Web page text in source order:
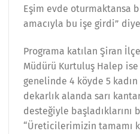
Eşim evde oturmaktansa
amacıyla bu işe girdi”
Programa katılan Şiran
Müdürü Kurtuluş Halep
genelinde 4 köyde 5
dekarlık alanda sarı
desteğiyle başladıklarını
“Üreticilerimizin tamamı